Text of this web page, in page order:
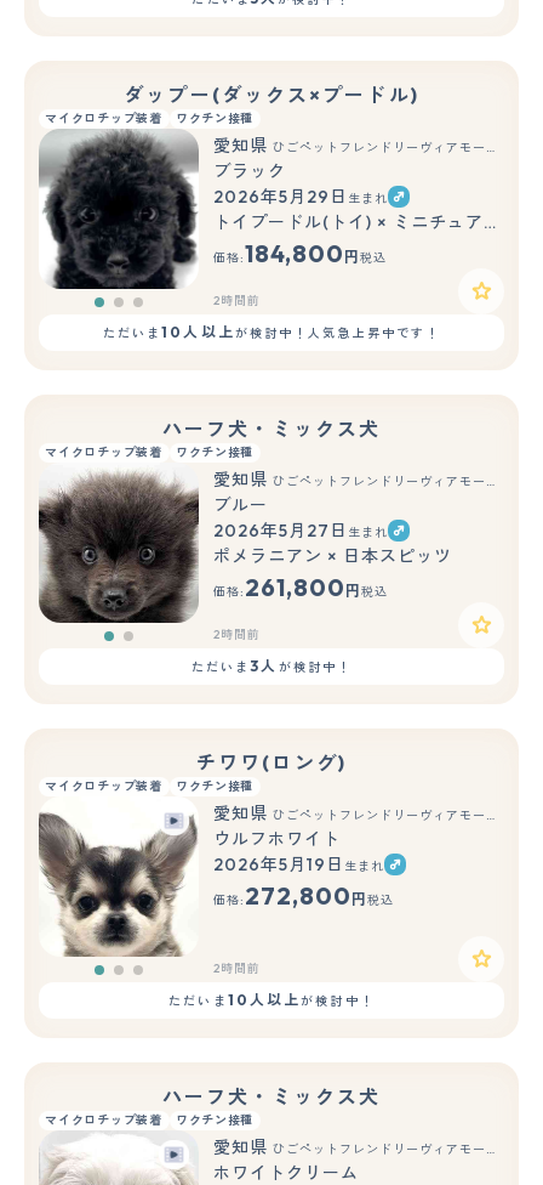
ダップー(ダックス×プードル)
マイクロチップ装着 ワクチン接種
もっと見る
愛知県 ひごペットフレンドリーヴィアモール アピタ江南西店
ブラック
2026年5月29日 生まれ
トイプードル(トイ) × ミニチュアダックスフンド(ロング)
価格:184,800 円 税込
2時間前
ただいま10人以上が検討中！人気急上昇中です！
ハーフ犬・ミックス犬
マイクロチップ装着 ワクチン接種
もっと見る
愛知県 ひごペットフレンドリーヴィアモール アピタ江南西店
ブルー
2026年5月27日 生まれ
ポメラニアン × 日本スピッツ
価格: 261,800 円 税込
2時間前
ただいま3人 が検討中！
チワワ(ロング)
マイクロチップ装着 ワクチン接種
もっと見る
愛知県 ひごペットフレンドリーヴィアモール アピタ江南西店
ウルフホワイト
2026年5月19日 生まれ
価格: 272,800 円 税込
2時間前
ただいま 10人以上が検討中！
ハーフ犬・ミックス犬
マイクロチップ装着 ワクチン接種
愛知県 ひごペットフレンドリーヴィアモール アピタ江南西店
ホワイトクリーム